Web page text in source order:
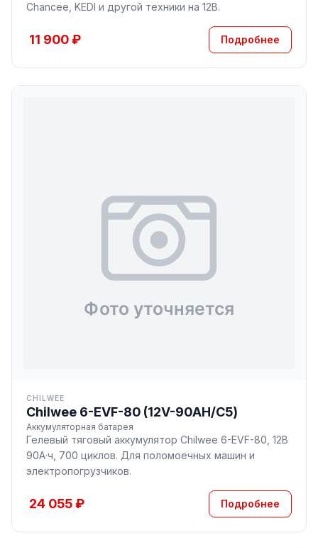
Chancee, KEDI и другой техники на 12В.
11 900 ₽ Подробнее
CHILWEE
Chilwee 6-EVF-80 (12V-90AH/С5)
Аккумуляторная батарея
Гелевый тяговый аккумулятор Chilwee 6-EVF-80, 12В
90А·ч, 700 циклов. Для поломоечных машин и
электропогрузчиков.
24 055 ₽ Подробнее